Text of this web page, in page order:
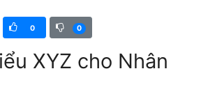
0 0
XYZ cho Nhân